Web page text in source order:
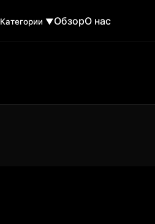
Категории ▼ОбзорО нас